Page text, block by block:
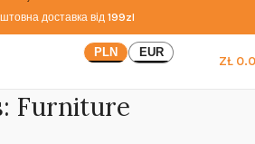
доставка від 199zl
PLN EUR
ZŁ
Furniture